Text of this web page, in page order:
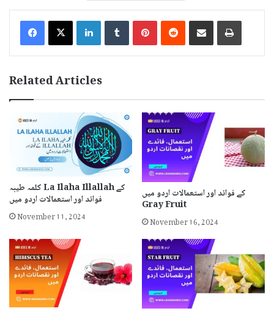
LinkedInTumblrPinterestReddit Share via Email Print
Related Articles
کلمہ طیبہ La Ilaha Illallah کے
فوائد اور استعمالات اردو میں
November 11, 2024
کے فوائد اور استعمالات اردو میں
Gray Fruit
November 16, 2024